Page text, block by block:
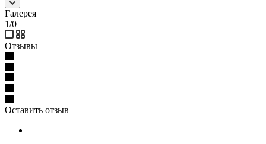
Галерея
1/0 —
Отзывы
Оставить отзыв